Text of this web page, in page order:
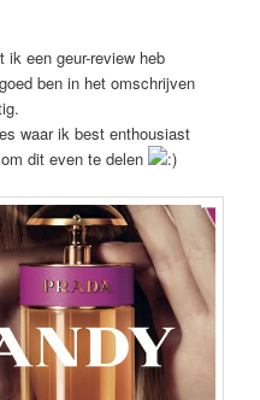
ik een geur-review heb
ben in het omschrijven
waar ik best enthousiast
dit even te delen